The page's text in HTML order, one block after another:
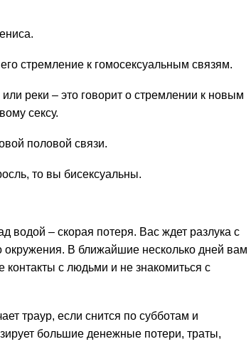
стремление к гомосексуальным связям.
реки – это говорит о стремлении к новым
сексу.
половой связи.
то вы бисексуальны.
водой – скорая потеря. Вас ждет разлука с
окружения. В ближайшие несколько дней вам
с людьми и не знакомиться с
траур, если снится по субботам и
большие денежные потери, траты,